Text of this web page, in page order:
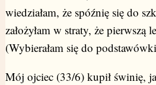
wiedziałam, że spóźnię się do
założyłam w straty, że pierwszą
(Wybierałam się do
Mój ojciec (33/6) kupił świnię,